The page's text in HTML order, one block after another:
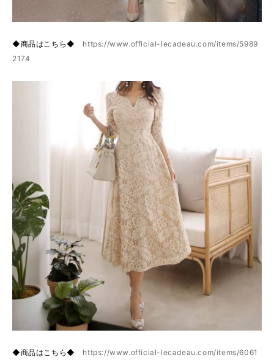
◆商品はこちら◆ https://www.official-lecadeau.com/items/5989
2174
◆商品はこちら◆ https://www.official-lecadeau.com/items/6061